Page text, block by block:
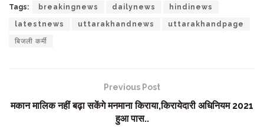
Tags: breakingnews dailynews hindinews
latestnews uttarakhandnews uttarakhandpage
बिजली कर्मी
Previous Post
मकान मालिक नहीं बढ़ा सकेंगे मनमाना किराया,किरायेदारी अधिनियम 2021
हुआ पास..